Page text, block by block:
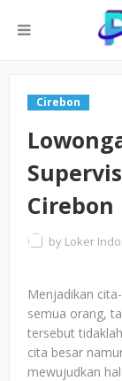
Cirebon
Cirebon
by Loker
Menjadikan
semua orang,
tersebut
cita besar
mewujudkan